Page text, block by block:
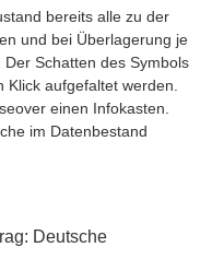
bereits alle zu der
und bei Überlagerung je
Schatten des Symbols
aufgefaltet werden.
einen Infokasten.
im Datenbestand
Deutsche